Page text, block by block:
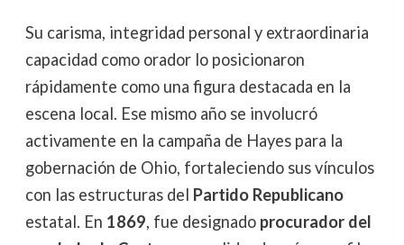
Su carisma, integridad personal y extraordinaria
capacidad como orador lo posicionaron
rápidamente como una figura destacada en la
escena local. Ese mismo año se involucró
activamente en la campaña de Hayes para la
gobernación de Ohio, fortaleciendo sus vínculos
con las estructuras del Partido Republicano
estatal. En 1869, fue designado procurador del